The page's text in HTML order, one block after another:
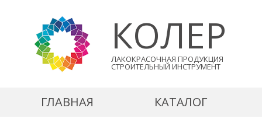
КОЛЕР
ЛАКОКРАСОЧНАЯ ПРОДУКЦИЯ
СТРОИТЕЛЬНЫЙ ИНСТРУМЕНТ
ГЛАВНАЯ КАТАЛОГ